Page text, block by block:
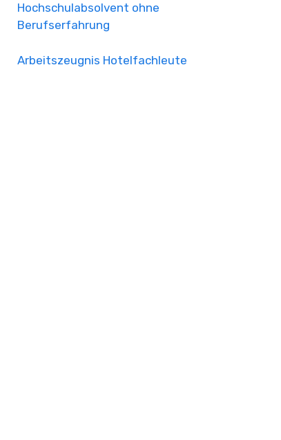
Hochschulabsolvent ohne
Berufserfahrung
Arbeitszeugnis Hotelfachleute